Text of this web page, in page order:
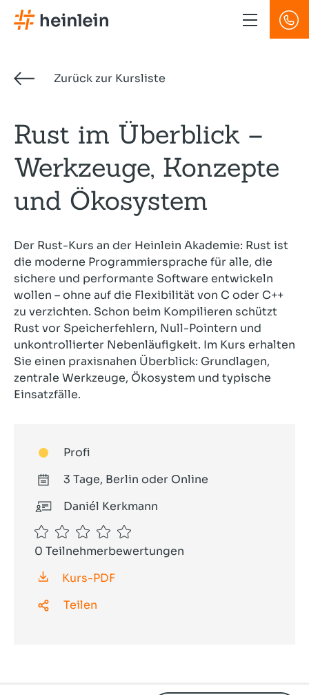
Direkt
zum
Zurück zur Kursliste
Rust im Überblick –
Werkzeuge, Konzepte
und Ökosystem
Der Rust-Kurs an der Heinlein Akademie: Rust ist
die moderne Programmiersprache für alle, die
sichere und performante Software entwickeln
wollen – ohne auf die Flexibilität von C oder C++
zu verzichten. Schon beim Kompilieren schützt
Rust vor Speicherfehlern, Null-Pointern und
unkontrollierter Nebenläufigkeit. Im Kurs erhalten
Sie einen praxisnahen Überblick: Grundlagen,
zentrale Werkzeuge, Ökosystem und typische
Einsatzfälle.
Profi
3 Tage, Berlin oder Online
Daniél Kerkmann
0 Teilnehmerbewertungen
Kurs-PDF
Teilen